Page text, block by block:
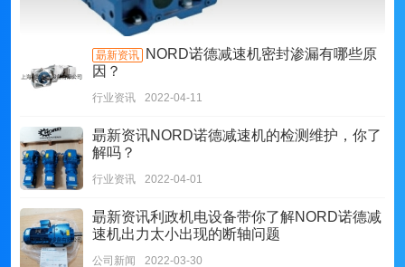
朂新资讯
NORD诺德减速机密封渗漏有哪些原
因？
行业资讯 2022-04-11
朂新资讯NORD诺德减速机的检测维护，你了
解吗？
行业资讯 2022-04-01
朂新资讯利政机电设备带你了解NORD诺德减
速机出力太小出现的断轴问题
公司新闻 2022-03-30